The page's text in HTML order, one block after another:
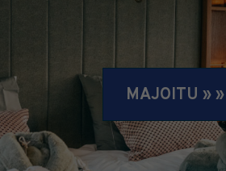
MAJOITU » »